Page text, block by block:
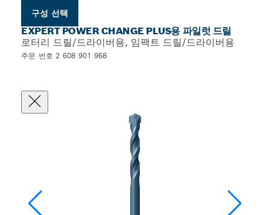
구성 선택
EXPERT POWER CHANGE PLUS용 파일럿 드릴
로터리 드릴/드라이버용, 임팩트 드릴/드라이버용
주문 번호 2 608 901 968